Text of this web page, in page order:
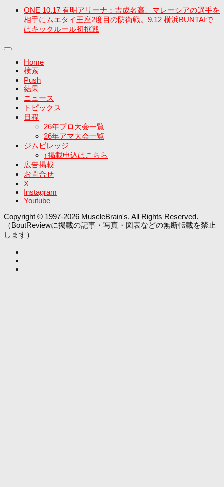
ONE 10.17 有明アリーナ：吉成名高、マレーシアの選手を
相手にムエタイ王座2度目の防衛戦。9.12 横浜BUNTAIで
はキックルール初挑戦
Home
検索
Push
結果
ニュース
トピックス
日程
26年プロ大会一覧
26年アマ大会一覧
ジムビレッジ
↑掲載申込はこちら
広告掲載
お問合せ
X
Instagram
Youtube
Copyright © 1997-2026 MuscleBrain's. All Rights Reserved.
（BoutReviewに掲載の記事・写真・図表などの無断転載を禁止
します）